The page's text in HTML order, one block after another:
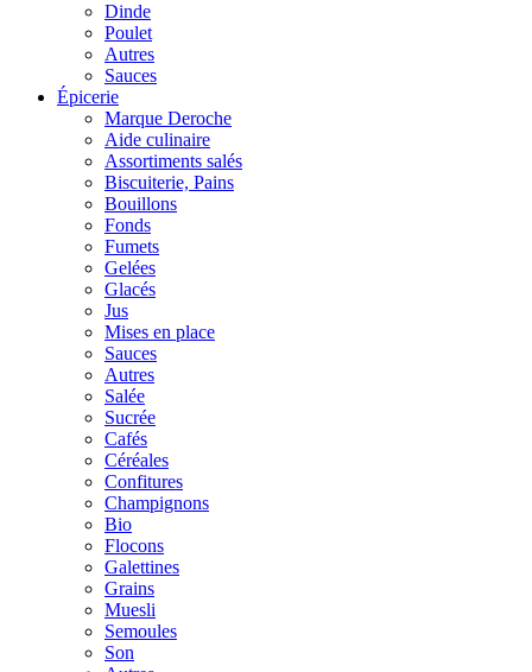
Dinde
Poulet
Autres
Sauces
Épicerie
Marque Deroche
Aide culinaire
Assortiments salés
Biscuiterie, Pains
Bouillons
Fonds
Fumets
Gelées
Glacés
Jus
Mises en place
Sauces
Autres
Salée
Sucrée
Cafés
Céréales
Confitures
Champignons
Bio
Flocons
Galettines
Grains
Muesli
Semoules
Son